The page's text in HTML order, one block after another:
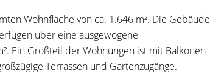
Wohnfläche von ca. 1.646 m². Die Gebäude
über eine ausgewogene
Ein Großteil der Wohnungen ist mit Balkonen
Terrassen und Gartenzugänge.